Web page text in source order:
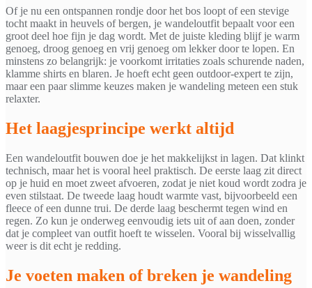
Of je nu een ontspannen rondje door het bos loopt of een stevige
tocht maakt in heuvels of bergen, je wandeloutfit bepaalt voor een
groot deel hoe fijn je dag wordt. Met de juiste kleding blijf je warm
genoeg, droog genoeg en vrij genoeg om lekker door te lopen. En
minstens zo belangrijk: je voorkomt irritaties zoals schurende naden,
klamme shirts en blaren. Je hoeft echt geen outdoor-expert te zijn,
maar een paar slimme keuzes maken je wandeling meteen een stuk
relaxter.
Het laagjesprincipe werkt altijd
Een wandeloutfit bouwen doe je het makkelijkst in lagen. Dat klinkt
technisch, maar het is vooral heel praktisch. De eerste laag zit direct
op je huid en moet zweet afvoeren, zodat je niet koud wordt zodra je
even stilstaat. De tweede laag houdt warmte vast, bijvoorbeeld een
fleece of een dunne trui. De derde laag beschermt tegen wind en
regen. Zo kun je onderweg eenvoudig iets uit of aan doen, zonder
dat je compleet van outfit hoeft te wisselen. Vooral bij wisselvallig
weer is dit echt je redding.
Je voeten maken of breken je wandeling